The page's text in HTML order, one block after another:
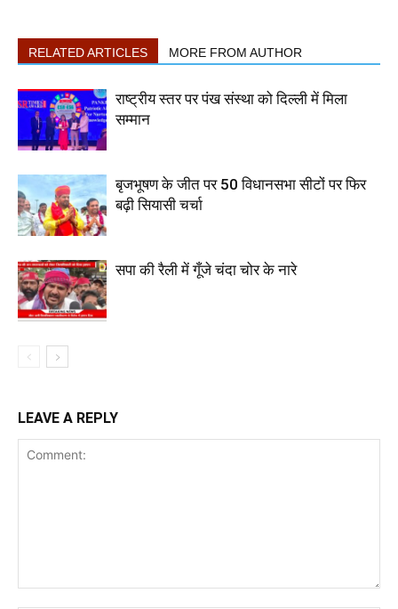
RELATED ARTICLES MORE FROM AUTHOR
राष्ट्रीय स्तर पर पंख संस्था को दिल्ली में मिला
सम्मान
बृजभूषण के जीत पर 50 विधानसभा सीटों पर फिर
बढ़ी सियासी चर्चा
सपा की रैली में गूँजे चंदा चोर के नारे
LEAVE A REPLY